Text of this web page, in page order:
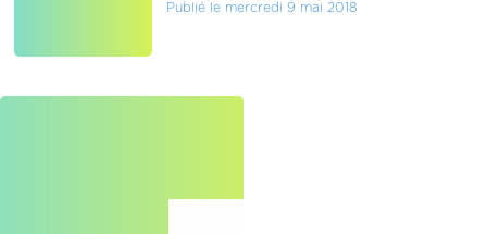
Publié le mercredi 9 mai 2018